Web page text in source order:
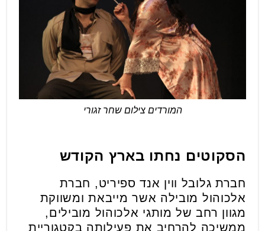
המורדים צילום שחר זגורי
הסקוטים נחתו בארץ הקודש
חברת גלובל ווין אנד ספיריט, חברת
אלכוהול מובילה אשר מייבאת ומשווקת
מגוון רחב של מותגי אלכוהול מובילים,
ממשיכה להרחיב את פעילותה בקטגוריית